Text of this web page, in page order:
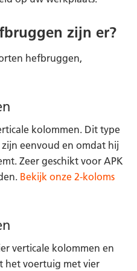
zijn er?
hefbruggen,
kolommen. Dit type
eenvoud en omdat hij
Zeer geschikt voor APK
Bekijk onze 2-koloms
verticale kolommen en
het voertuig met vier